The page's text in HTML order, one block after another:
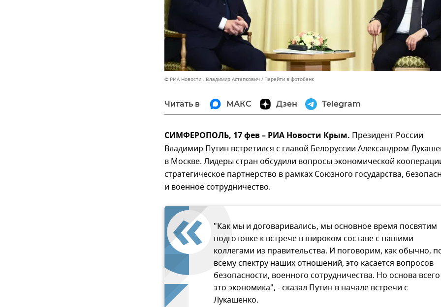
© РИА Новости . Владимир Астапкович Перейти в фотобанк
Читать в МАКС Дзен Telegram
СИМФЕРОПОЛЬ, 17 фев – РИА Новости Крым. Президент России
Владимир Путин встретился с главой Белоруссии Александром
в Москве. Лидеры стран обсудили вопросы экономической
стратегическое партнерство в рамках Союзного государства,
и военное сотрудничество.
"Как мы и договаривались, мы основное время посвятим
подготовке к встрече в широком составе с нашими
коллегами из правительства. И поговорим, как обычно,
всему спектру наших отношений, это касается вопросов
безопасности, военного сотрудничества. Но основа
это экономика", - сказал Путин в начале встречи с
Лукашенко.